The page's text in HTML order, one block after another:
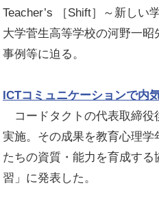
Teacher’s ［Shift］～新しい
大学菅生高等学校の河野一
事例等に迫る。
ICTコミュニケーションで内
コードタクトの代表取締役
実施。その成果を教育心理
たちの資質・能力を育成す
習」に発表した。